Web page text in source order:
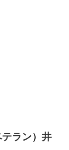
テラン）井